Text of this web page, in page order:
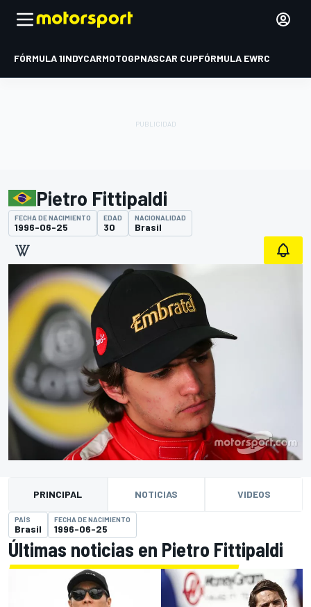
FÓRMULA 1INDYCARMOTOGPNASCAR CUPFÓRMULA EWRC
Pietro Fittipaldi
FECHA DE NACIMIENTO
1996-06-25
EDAD
30
NACIONALIDAD
Brasil
PRINCIPAL NOTICIAS VIDEOS
PAÍS
Brasil
FECHA DE NACIMIENTO
1996-06-25
Últimas noticias en Pietro Fittipaldi